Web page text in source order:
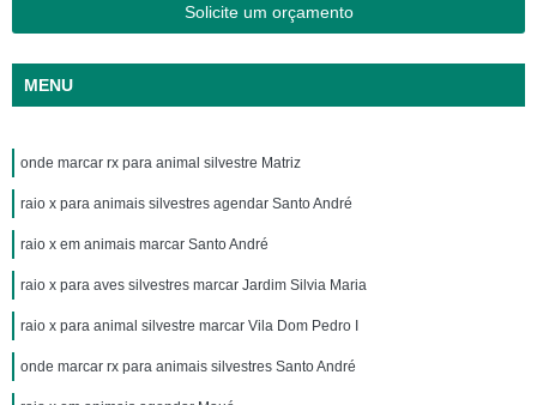
Solicite um orçamento
MENU
onde marcar rx para animal silvestre Matriz
raio x para animais silvestres agendar Santo André
raio x em animais marcar Santo André
raio x para aves silvestres marcar Jardim Silvia Maria
raio x para animal silvestre marcar Vila Dom Pedro I
onde marcar rx para animais silvestres Santo André